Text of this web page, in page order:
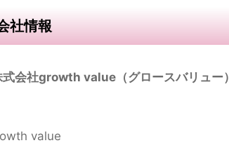
社情報
式会社growth value（グロースバリュー）
value